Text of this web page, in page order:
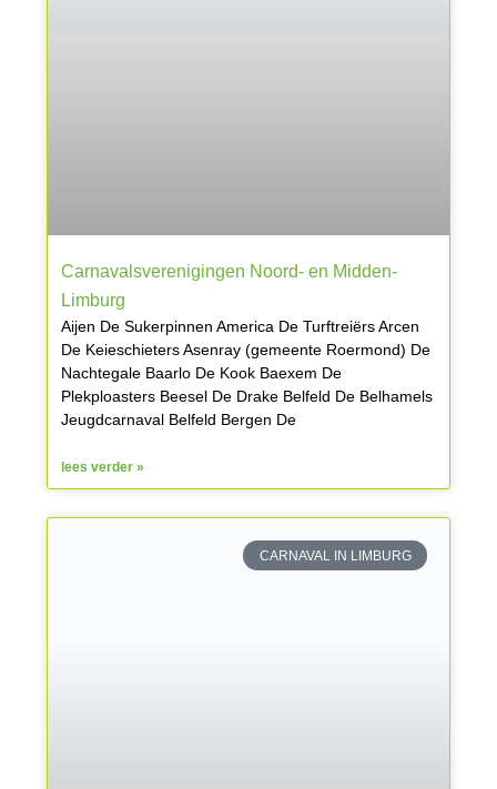
Carnavalsverenigingen Noord- en Midden-
Limburg
Aijen De Sukerpinnen America De Turftreiërs Arcen
De Keieschieters Asenray (gemeente Roermond) De
Nachtegale Baarlo De Kook Baexem De
Plekploasters Beesel De Drake Belfeld De Belhamels
Jeugdcarnaval Belfeld Bergen De
lees verder »
CARNAVAL IN LIMBURG